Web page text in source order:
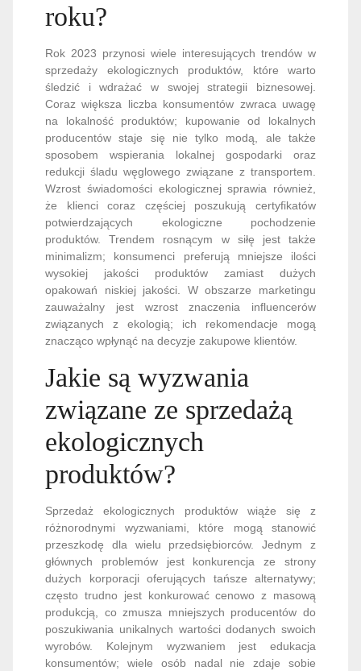
roku?
Rok 2023 przynosi wiele interesujących trendów w
sprzedaży ekologicznych produktów, które warto
śledzić i wdrażać w swojej strategii biznesowej.
Coraz większa liczba konsumentów zwraca uwagę
na lokalność produktów; kupowanie od lokalnych
producentów staje się nie tylko modą, ale także
sposobem wspierania lokalnej gospodarki oraz
redukcji śladu węglowego związane z transportem.
Wzrost świadomości ekologicznej sprawia również,
że klienci coraz częściej poszukują certyfikatów
potwierdzających ekologiczne pochodzenie
produktów. Trendem rosnącym w siłę jest także
minimalizm; konsumenci preferują mniejsze ilości
wysokiej jakości produktów zamiast dużych
opakowań niskiej jakości. W obszarze marketingu
zauważalny jest wzrost znaczenia influencerów
związanych z ekologią; ich rekomendacje mogą
znacząco wpłynąć na decyzje zakupowe klientów.
Jakie są wyzwania
związane ze sprzedażą
ekologicznych
produktów?
Sprzedaż ekologicznych produktów wiąże się z
różnorodnymi wyzwaniami, które mogą stanowić
przeszkodę dla wielu przedsiębiorców. Jednym z
głównych problemów jest konkurencja ze strony
dużych korporacji oferujących tańsze alternatywy;
często trudno jest konkurować cenowo z masową
produkcją, co zmusza mniejszych producentów do
poszukiwania unikalnych wartości dodanych swoich
wyrobów. Kolejnym wyzwaniem jest edukacja
konsumentów; wiele osób nadal nie zdaje sobie